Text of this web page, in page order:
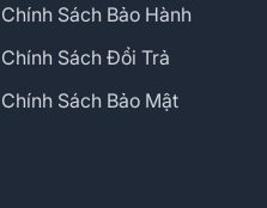
Chính Sách Bảo Hành
Chính Sách Đổi Trả
Chính Sách Bảo Mật